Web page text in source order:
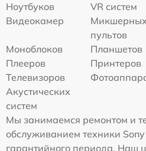
Ноутбуков
VR систем
Видеокамер
пультов
Моноблоков
Планшетов
Плееров
Принтеров
Телевизоров
Акустических
систем
Мы занимаемся ремонтом и
обслуживанием техники
гарантийного периода. Наш